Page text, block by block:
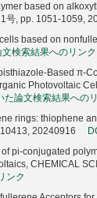
based on
号, pp. 1051-1059,
based on
検索結果へのリンク
Based π-
Photovoltaic
た論文検索結果への
rings: thiophene
20240916
pi-conjugated
CHEMICAL
ンク